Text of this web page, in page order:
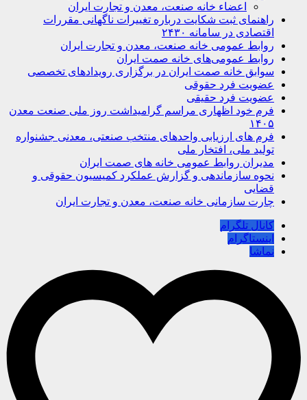
اعضاء خانه صنعت، معدن و تجارت ایران
راهنمای ثبت شکایت درباره تغییرات ناگهانی مقررات
اقتصادی در سامانه ۲۴۳۰
روابط عمومی خانه صنعت، معدن و تجارت ایران
روابط عمومی‌های خانه صمت ایران
سوابق خانه صمت ایران در برگزاری رویدادهای تخصصی
عضویت فرد حقوقی
عضویت فرد حقیقی
فرم خود اظهاری مراسم گرامیداشت روز ملی صنعت معدن
۱۴۰۵
فرم های ارزیابی واحدهای منتخب صنعتی، معدنی جشنواره
تولید ملی، افتخار ملی
مدیران روابط عمومی خانه های صمت ایران
نحوه سازماندهی و گزارش عملکرد کمیسیون حقوقی و
قضایی
چارت سازمانی خانه صنعت، معدن و تجارت ایران
کانال تلگرام
اینستاگرام
نماشا